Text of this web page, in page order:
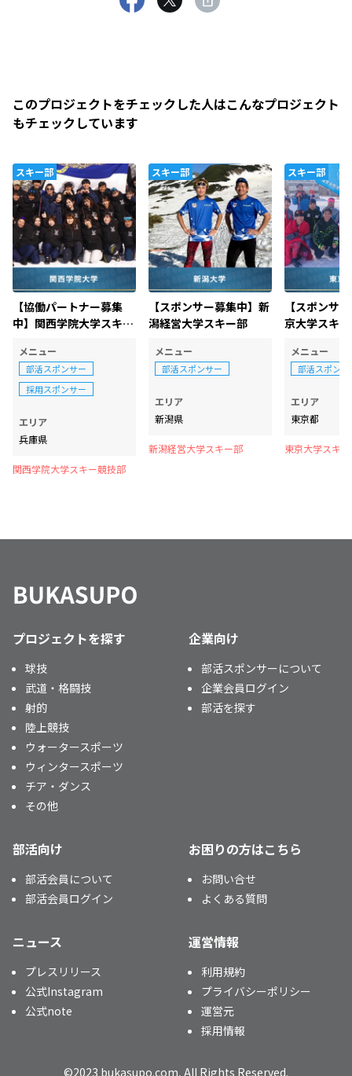
このプロジェクトをチェックした人はこんなプロジェクト
もチェックしています
スキー部
【協働パートナー募集
中】関西学院大学スキー
メニュー
部活スポンサー
採用スポンサー
エリア
兵庫県
関西学院大学スキー競技部
スキー部
【スポンサー募集中】新
潟経営大学スキー部
メニュー
部活スポンサー
エリア
新潟県
新潟経営大学スキー部
スキー部
【スポンサ
京大学スキ
メニュー
部活スポンサ
エリア
東京都
東京大学スキ
プロジェクトを探す
球技
武道・格闘技
射的
陸上競技
ウォータースポーツ
ウィンタースポーツ
チア・ダンス
その他
企業向け
部活スポンサーについて
企業会員ログイン
部活を探す
部活向け
部活会員について
部活会員ログイン
お困りの方はこちら
お問い合せ
よくある質問
ニュース
プレスリリース
公式Instagram
公式note
運営情報
利用規約
プライバシーポリシー
運営元
採用情報
©2023 bukasupo.com, All Rights Reserved.